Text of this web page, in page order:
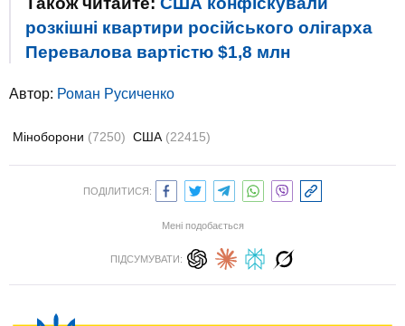
розкішні квартири російського олігарха
Перевалова вартістю $1,8 млн
Автор: Роман Русиченко
Міноборони (7250) США (22415)
ПОДІЛИТИСЯ:
Мені подобається
ПІДСУМУВАТИ: